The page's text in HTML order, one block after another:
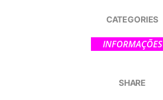
CATEGORIES
INFORMAÇÕES
SHARE